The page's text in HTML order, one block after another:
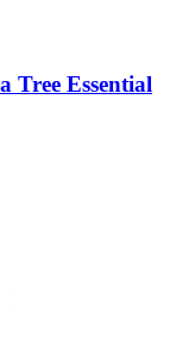
Tree Essential